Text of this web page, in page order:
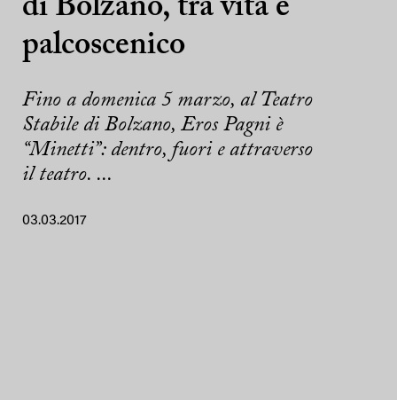
di Bolzano, tra vita e
palcoscenico
Fino a domenica 5 marzo, al Teatro
Stabile di Bolzano, Eros Pagni è
“Minetti”: dentro, fuori e attraverso
il teatro. ...
03.03.2017